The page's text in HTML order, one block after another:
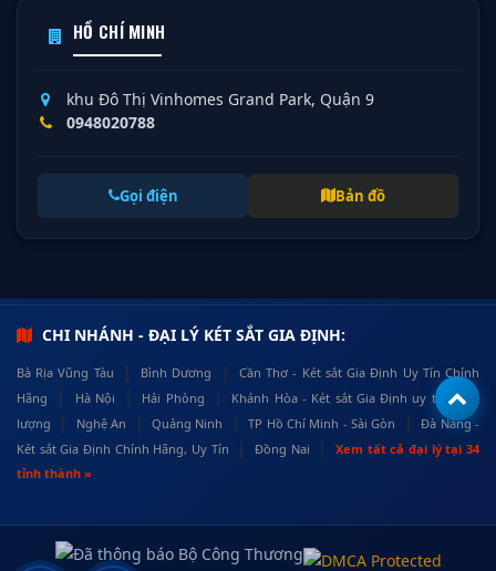
HỒ CHÍ MINH
khu Đô Thị Vinhomes Grand Park, Quận 9
0948020788
Gọi điện Bản đồ
CHI NHÁNH - ĐẠI LÝ KÉT SẮT GIA ĐỊNH:
Bà Rịa Vũng Tàu | Bình Dương |
Cần Thơ - Két sắt Gia Định Uy Tín Chính
Hãng
| Hà Nội | Hải Phòng |
Khánh Hòa - Két sắt Gia Định uy tín, chất
lượng
| Nghệ An | Quảng Ninh | TP Hồ Chí Minh - Sài Gòn |
Đà Nẵng -
Két sắt Gia Định Chính Hãng, Uy Tín
| Đồng Nai |
Xem tất cả đại lý tại 34
tỉnh thành »